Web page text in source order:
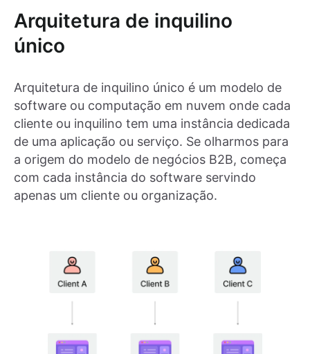
Arquitetura de inquilino
único
Arquitetura de inquilino único é um modelo de
software ou computação em nuvem onde cada
cliente ou inquilino tem uma instância dedicada
de uma aplicação ou serviço. Se olharmos para
a origem do modelo de negócios B2B, começa
com cada instância do software servindo
apenas um cliente ou organização.